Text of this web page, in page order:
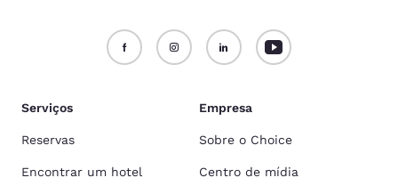
Serviços
Reservas
Encontrar um hotel
Empresa
Sobre o Choice
Centro de mídia